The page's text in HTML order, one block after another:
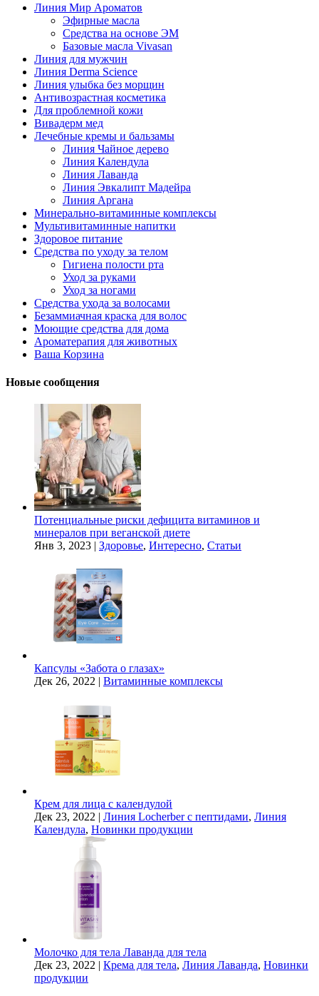
Линия Мир Ароматов
Эфирные масла
Средства на основе ЭМ
Базовые масла Vivasan
Линия для мужчин
Линия Derma Science
Линия улыбка без морщин
Антивозрастная косметика
Для проблемной кожи
Вивадерм мед
Лечебные кремы и бальзамы
Линия Чайное дерево
Линия Календула
Линия Лаванда
Линия Эвкалипт Мадейра
Линия Аргана
Минерально-витаминные комплексы
Мультивитаминные напитки
Здоровое питание
Средства по уходу за телом
Гигиена полости рта
Уход за руками
Уход за ногами
Средства ухода за волосами
Безаммиачная краска для волос
Моющие средства для дома
Ароматерапия для животных
Ваша Корзина
Новые сообщения
Потенциальные риски дефицита витаминов и
минералов при веганской диете
Янв 3, 2023 | Здоровье, Интересно, Статьи
Капсулы «Забота о глазах»
Дек 26, 2022 | Витаминные комплексы
Крем для лица с календулой
Дек 23, 2022 | Линия Locherber с пептидами, Линия
Календула, Новинки продукции
Молочко для тела Лаванда для тела
Дек 23, 2022 | Крема для тела, Линия Лаванда, Новинки
продукции